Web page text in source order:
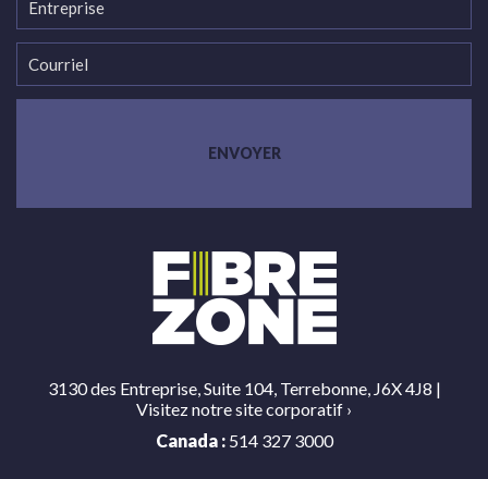
3130 des Entreprise, Suite 104, Terrebonne, J6X 4J8 |
Visitez notre site corporatif ›
Canada : 514 327 3000